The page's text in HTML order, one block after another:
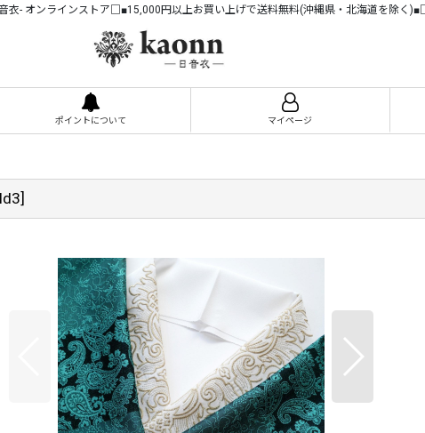
衣- オンラインストア□■15,000円以上お買い上げで送料無料(沖縄県・北海道を除く)■□
ポイントについて マイページ
]